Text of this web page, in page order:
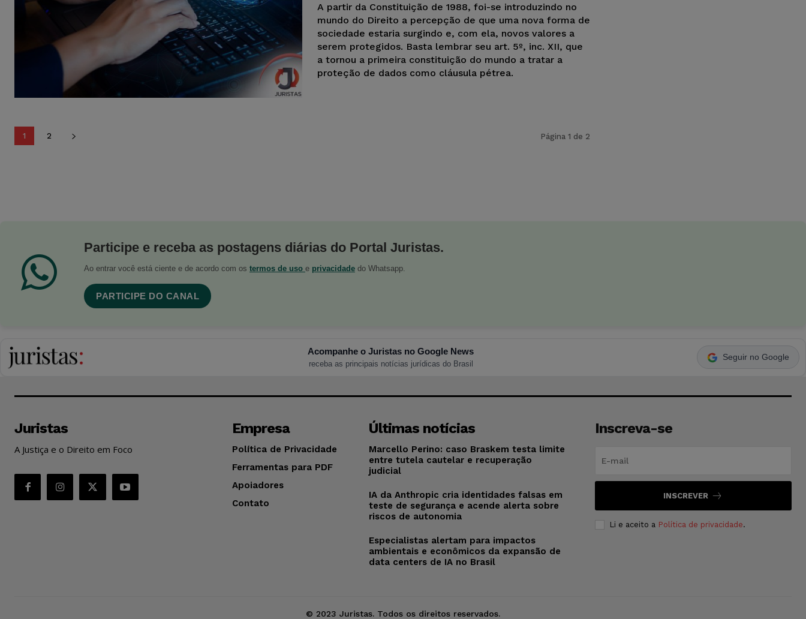
A partir da Constituição de 1988, foi-se introduzindo no
mundo do Direito a percepção de que uma nova forma de
sociedade estaria surgindo e, com ela, novos valores a
serem protegidos. Basta lembrar seu art. 5º, inc. XII, que
a tornou a primeira constituição do mundo a tratar a
proteção de dados como cláusula pétrea.
1 2 Página 1 de 2
Participe e receba as postagens diárias do Portal Juristas.
Ao entrar você está ciente e de acordo com os termos de uso e privacidade do Whatsapp.
PARTICIPE DO CANAL
Acompanhe o Juristas no Google News
receba as principais notícias jurídicas do Brasil
Seguir no Google
Juristas
A Justiça e o Direito em Foco
Empresa
Política de Privacidade
Ferramentas para PDF
Apoiadores
Contato
Últimas notícias
Marcello Perino: caso Braskem testa limite
entre tutela cautelar e recuperação
judicial
IA da Anthropic cria identidades falsas em
teste de segurança e acende alerta sobre
riscos de autonomia
Especialistas alertam para impactos
ambientais e econômicos da expansão de
data centers de IA no Brasil
Inscreva-se
INSCREVER
Li e aceito a Política de privacidade.
© 2023 Juristas. Todos os direitos reservados.